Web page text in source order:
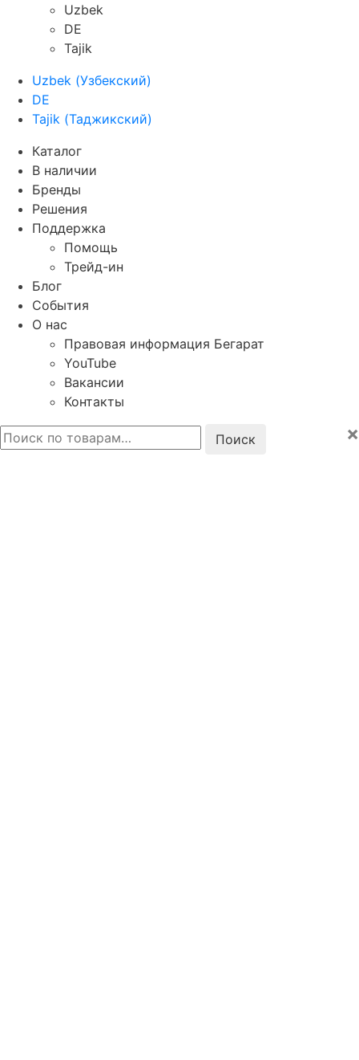
Uzbek
DE
Tajik
Uzbek (Узбекский)
DE
Tajik (Таджикский)
Каталог
В наличии
Бренды
Решения
Поддержка
Помощь
Трейд-ин
Блог
События
О нас
Правовая информация Бегарат
YouTube
Вакансии
Контакты
Искать:
×